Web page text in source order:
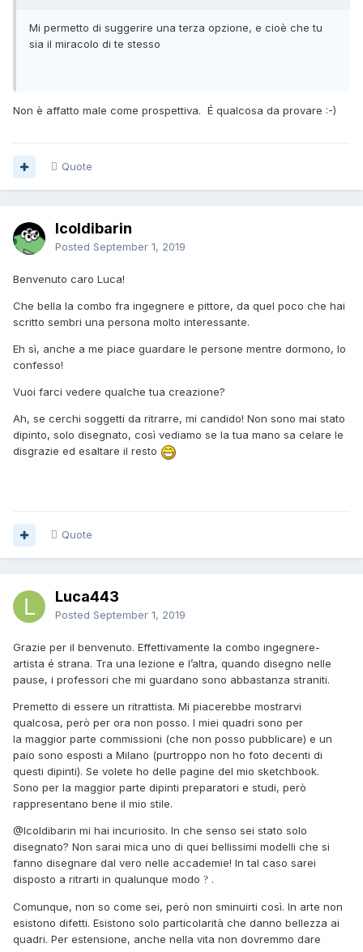
Mi permetto di suggerire una terza opzione, e cioè che tu
sia il miracolo di te stesso
Non è affatto male come prospettiva. É qualcosa da provare :-)
Quote
Icoldibarin
Posted September 1, 2019
Benvenuto caro Luca!
Che bella la combo fra ingegnere e pittore, da quel poco che hai
scritto sembri una persona molto interessante.
Eh sì, anche a me piace guardare le persone mentre dormono, lo
confesso!
Vuoi farci vedere qualche tua creazione?
Ah, se cerchi soggetti da ritrarre, mi candido! Non sono mai stato
dipinto, solo disegnato, così vediamo se la tua mano sa celare le
disgrazie ed esaltare il resto
Quote
Luca443
Posted September 1, 2019
Grazie per il benvenuto. Effettivamente la combo ingegnere-
artista é strana. Tra una lezione e l’altra, quando disegno nelle
pause, i professori che mi guardano sono abbastanza straniti.
Premetto di essere un ritrattista. Mi piacerebbe mostrarvi
qualcosa, però per ora non posso. I miei quadri sono per
la maggior parte commissioni (che non posso pubblicare) e un
paio sono esposti a Milano (purtroppo non ho foto decenti di
questi dipinti). Se volete ho delle pagine del mio sketchbook.
Sono per la maggior parte dipinti preparatori e studi, però
rappresentano bene il mio stile.
@Icoldibarin mi hai incuriosito. In che senso sei stato solo
disegnato? Non sarai mica uno di quei bellissimi modelli che si
fanno disegnare dal vero nelle accademie! In tal caso sarei
disposto a ritrarti in qualunque modo ? .
Comunque, non so come sei, però non sminuirti così. In arte non
esistono difetti. Esistono solo particolarità che danno bellezza ai
quadri. Per estensione, anche nella vita non dovremmo dare